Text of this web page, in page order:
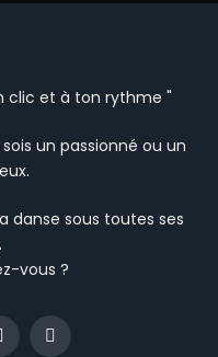
clic et à ton rythme "
un passionné ou un
danse sous toutes ses
vous ?
TikTok